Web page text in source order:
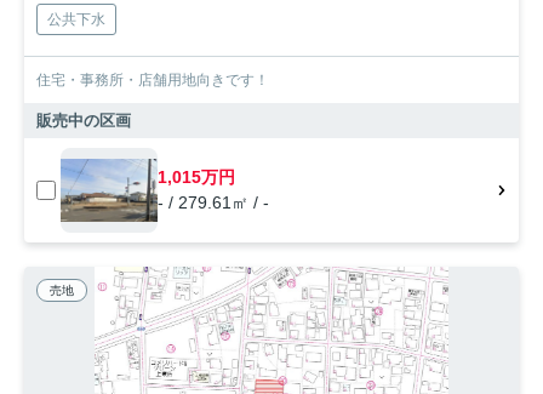
公共下水
住宅・事務所・店舗用地向きです！
販売中の区画
1,015万円
- / 279.61㎡ / -
売地